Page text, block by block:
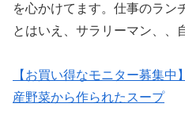
を心かけてます。仕事のラン
とはいえ、サラリーマン、、
【お買い得なモニター募集
産野菜から作られたスープ